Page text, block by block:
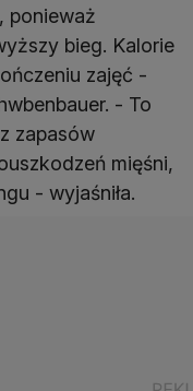
ponieważ
bieg. Kalorie
zajęć -
- To
zapasów
mięśni,
- wyjaśniła.